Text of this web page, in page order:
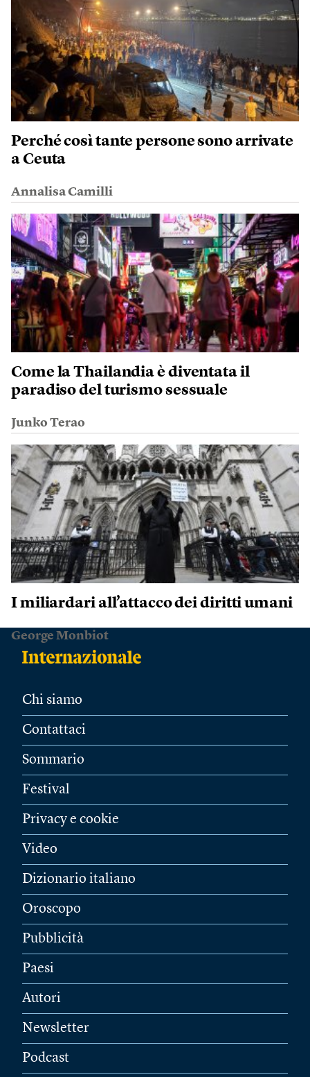
Perché così tante persone sono arrivate
a Ceuta
Annalisa Camilli
Come la Thailandia è diventata il
paradiso del turismo sessuale
Junko Terao
I miliardari all’attacco dei diritti umani
George Monbiot
Chi siamo
Contattaci
Sommario
Festival
Privacy e cookie
Video
Dizionario italiano
Oroscopo
Pubblicità
Paesi
Autori
Newsletter
Podcast